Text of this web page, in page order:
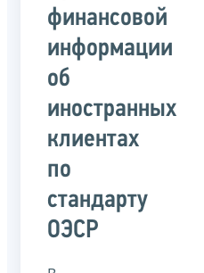
финансовой
информации
об
иностранных
клиентах
по
стандарту
ОЭСР